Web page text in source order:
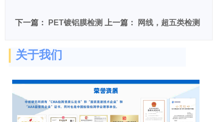
下一篇： PET镀铝膜检测 上一篇： 网线，超五类检测
关于我们